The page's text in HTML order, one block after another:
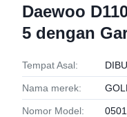
Daewoo
5 dengan
Tempat Asal:
Nama merek:
Nomor Model: